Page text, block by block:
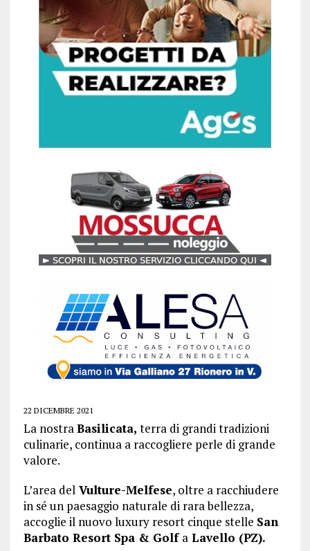
22 DICEMBRE 2021
La nostraBasilicata, terra di grandi tradizioni
culinarie, continua a raccogliere perle di grande
valore.
L’area delVulture-Melfese, oltre a racchiudere
in sé un paesaggio naturale di rara bellezza,
accoglie il nuovo luxury resort cinque stelle San
Barbato Resort Spa & Golf aLavello (PZ).